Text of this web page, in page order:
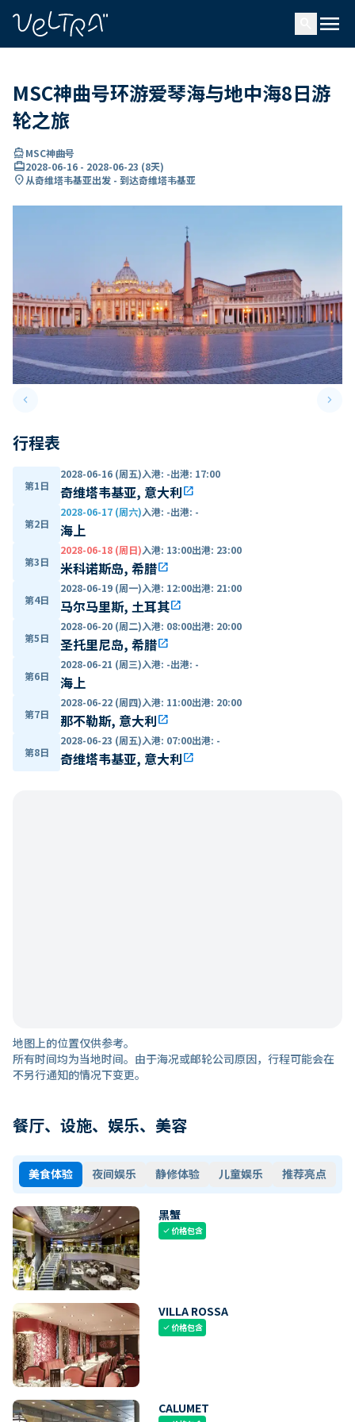
menu
MSC神曲号环游爱琴海与地中海8日游
轮之旅
directions_boatMSC神曲号
card_travel2028-06-16 - 2028-06-23 (8天)
location_on从奇维塔韦基亚出发 - 到达奇维塔韦基亚
keyboard_arrow_leftPrevious slide keyboard_arrow_right
行程表
第1日
2028-06-16 (周五)入港: -出港: 17:00
奇维塔韦基亚, 意大利open_in_new
第2日
2028-06-17 (周六)入港: -出港: -
海上
第3日
2028-06-18 (周日)入港: 13:00出港: 23:00
米科诺斯岛, 希腊open_in_new
第4日
2028-06-19 (周一)入港: 12:00出港: 21:00
马尔马里斯, 土耳其open_in_new
第5日
2028-06-20 (周二)入港: 08:00出港: 20:00
圣托里尼岛, 希腊open_in_new
第6日
2028-06-21 (周三)入港: -出港: -
海上
第7日
2028-06-22 (周四)入港: 11:00出港: 20:00
那不勒斯, 意大利open_in_new
第8日
2028-06-23 (周五)入港: 07:00出港: -
奇维塔韦基亚, 意大利open_in_new
地图上的位置仅供参考。
所有时间均为当地时间。由于海况或邮轮公司原因，行程可能会在
不另行通知的情况下变更。
餐厅、设施、娱乐、美容
美食体验 夜间娱乐 静修体验 儿童娱乐 推荐亮点
黑蟹
check价格包含
VILLA ROSSA
check价格包含
CALUMET